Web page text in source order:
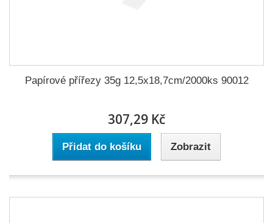
Papírové přířezy 35g 12,5x18,7cm/2000ks 90012
307,29 Kč
Přidat do košíku Zobrazit